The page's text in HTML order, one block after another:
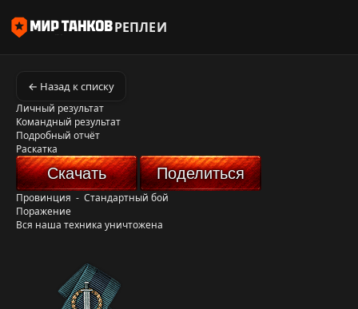
РЕПЛЕИ
← Назад к списку
Личный результат
Командный результат
Подробный отчёт
Раскатка
Скачать Поделиться
Провинция - Стандартный бой
Поражение
Вся наша техника уничтожена